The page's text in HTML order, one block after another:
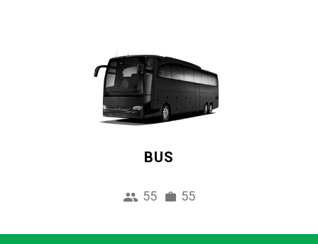
BUS
55 55